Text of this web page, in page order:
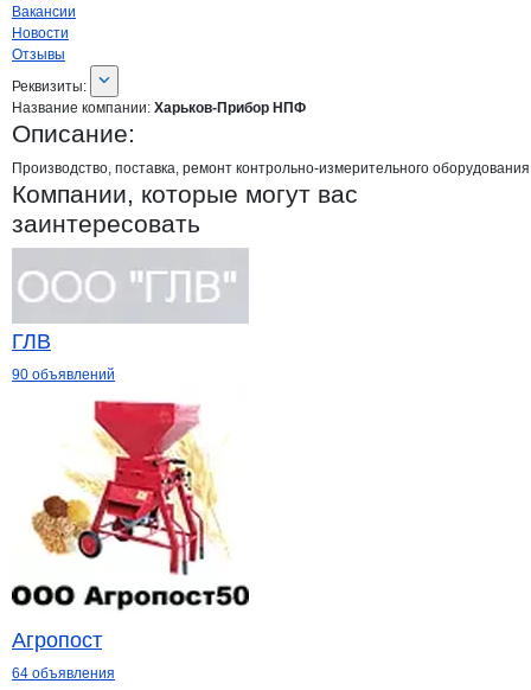
Вакансии
Новости
Отзывы
О компании
Реквизиты
Реквизиты:
Название компании: Харьков-Прибор НПФ
Описание:
Производство, поставка, ремонт контрольно-измерительного
Компании, которые могут вас
заинтересовать
ГЛВ
90 объявлений
Агропост
64 объявления